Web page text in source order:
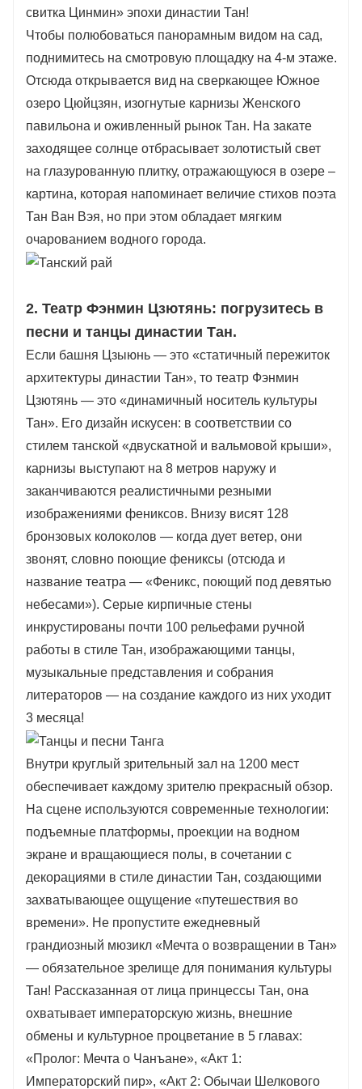
свитка Цинмин» эпохи династии Тан!
Чтобы полюбоваться панорамным видом на сад,
поднимитесь на смотровую площадку на 4-м этаже.
Отсюда открывается вид на сверкающее Южное
озеро Цюйцзян, изогнутые карнизы Женского
павильона и оживленный рынок Тан. На закате
заходящее солнце отбрасывает золотистый свет
на глазурованную плитку, отражающуюся в озере –
картина, которая напоминает величие стихов поэта
Тан Ван Вэя, но при этом обладает мягким
очарованием водного города.
2. Театр Фэнмин Цзютянь: погрузитесь в
песни и танцы династии Тан.
Если башня Цзыюнь — это «статичный пережиток
архитектуры династии Тан», то театр Фэнмин
Цзютянь — это «динамичный носитель культуры
Тан». Его дизайн искусен: в соответствии со
стилем танской «двускатной и вальмовой крыши»,
карнизы выступают на 8 метров наружу и
заканчиваются реалистичными резными
изображениями фениксов. Внизу висят 128
бронзовых колоколов — когда дует ветер, они
звонят, словно поющие фениксы (отсюда и
название театра — «Феникс, поющий под девятью
небесами»). Серые кирпичные стены
инкрустированы почти 100 рельефами ручной
работы в стиле Тан, изображающими танцы,
музыкальные представления и собрания
литераторов — на создание каждого из них уходит
3 месяца!
Внутри круглый зрительный зал на 1200 мест
обеспечивает каждому зрителю прекрасный обзор.
На сцене используются современные технологии:
подъемные платформы, проекции на водном
экране и вращающиеся полы, в сочетании с
декорациями в стиле династии Тан, создающими
захватывающее ощущение «путешествия во
времени». Не пропустите ежедневный
грандиозный мюзикл «Мечта о возвращении в Тан»
— обязательное зрелище для понимания культуры
Тан! Рассказанная от лица принцессы Тан, она
охватывает императорскую жизнь, внешние
обмены и культурное процветание в 5 главах:
«Пролог: Мечта о Чанъане», «Акт 1:
Императорский пир», «Акт 2: Обычаи Шелкового